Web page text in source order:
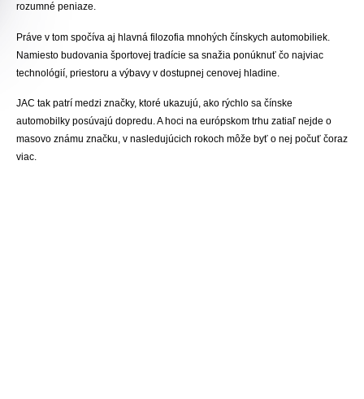
rozumné peniaze.
Práve v tom spočíva aj hlavná filozofia mnohých čínskych automobiliek.
Namiesto budovania športovej tradície sa snažia ponúknuť čo najviac
technológií, priestoru a výbavy v dostupnej cenovej hladine.
JAC tak patrí medzi značky, ktoré ukazujú, ako rýchlo sa čínske
automobilky posúvajú dopredu. A hoci na európskom trhu zatiaľ nejde o
masovo známu značku, v nasledujúcich rokoch môže byť o nej počuť čoraz
viac.